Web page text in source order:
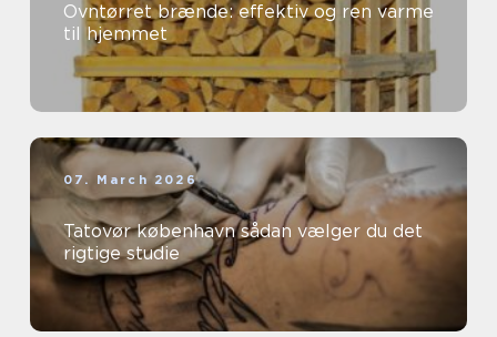
Ovntørret brænde: effektiv og ren varme
til hjemmet
07. March 2026
Tatovør københavn sådan vælger du det
rigtige studie